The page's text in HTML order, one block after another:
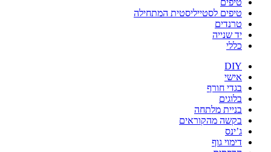
טיפים
טיפים לסטייליסטית המתחילה
טרנדים
יד שנייה
כללי
DIY
אישי
בגדי חורף
בלוגים
בניית מלתחה
בקשה מהקוראים
ג’ינס
דימוי גוף